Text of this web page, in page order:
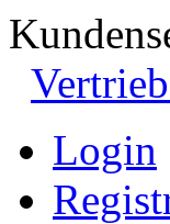
Login